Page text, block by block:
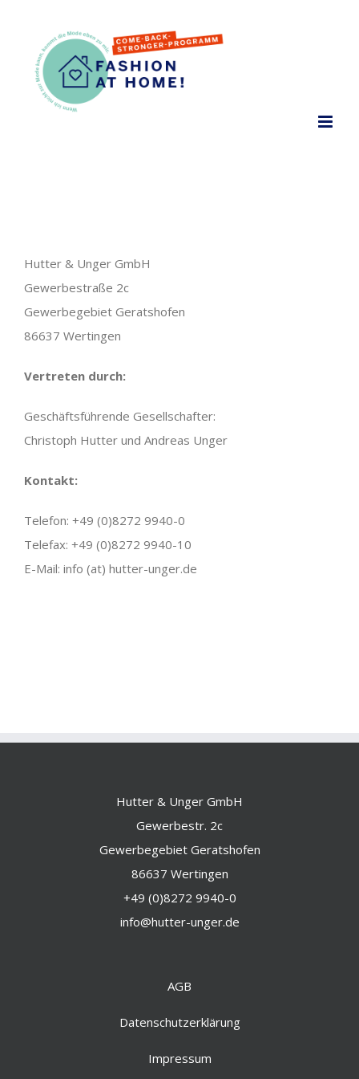
springen
Hutter & Unger GmbH
Gewerbestraße 2c
Gewerbegebiet Geratshofen
86637 Wertingen
Vertreten durch:
Geschäftsführende Gesellschafter:
Christoph Hutter und Andreas Unger
Kontakt:
Telefon: +49 (0)8272 9940-0
Telefax: +49 (0)8272 9940-10
E-Mail: info (at) hutter-unger.de
Hutter & Unger GmbH
Gewerbestr. 2c
Gewerbegebiet Geratshofen
86637 Wertingen
+49 (0)8272 9940-0
info@hutter-unger.de
AGB
Datenschutzerklärung
Impressum